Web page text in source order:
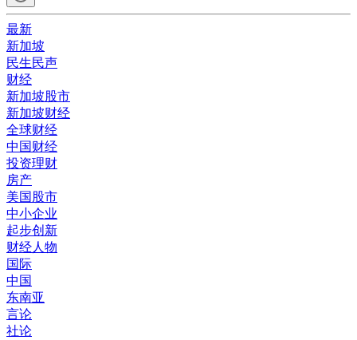
最新
新加坡
民生民声
财经
新加坡股市
新加坡财经
全球财经
中国财经
投资理财
房产
美国股市
中小企业
起步创新
财经人物
国际
中国
东南亚
言论
社论